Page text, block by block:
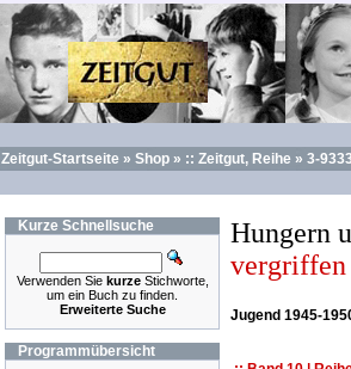
Zeitgut-Startseite » Shop » :: Zeitgut, Reihe » 3-
Kurze Schnellsuche
Verwenden Sie kurzeStichworte,
um ein Buch zu finden.
Erweiterte Suche
Programmübersicht
Hungern
Jugend 1945-